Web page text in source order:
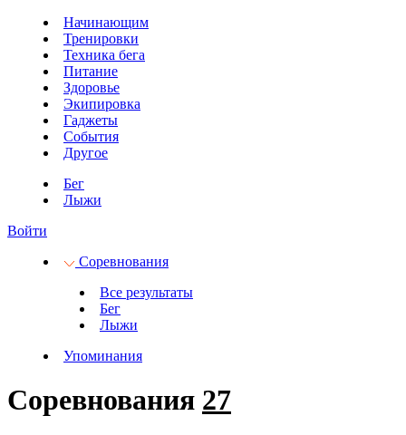
Начинающим
Тренировки
Техника бега
Питание
Здоровье
Экипировка
Гаджеты
События
Другое
Бег
Лыжи
Войти
Соревнования
Все результаты
Бег
Лыжи
Упоминания
Соревнования 27